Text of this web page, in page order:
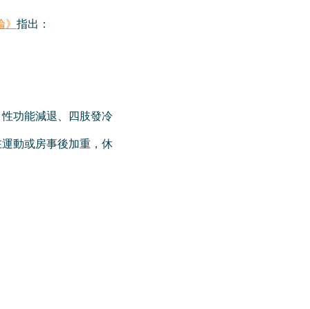
指出：
功能減退、四肢發冷
動或房事後加重，休